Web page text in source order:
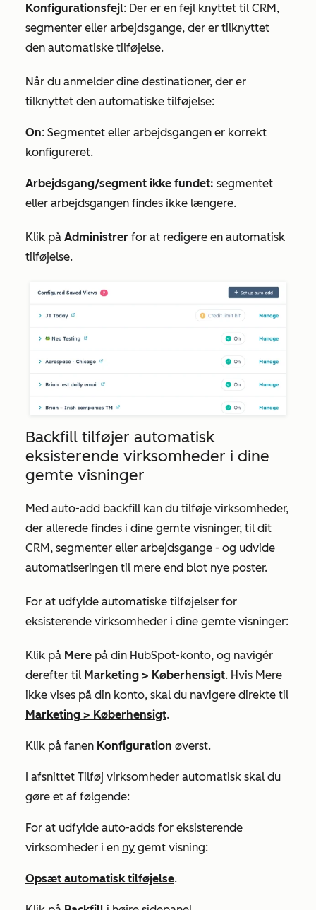
Konfigurationsfejl: Der er en fejl knyttet til CRM,
segmenter eller arbejdsgange, der er tilknyttet
den automatiske tilføjelse.
Når du anmelder dine destinationer, der er
tilknyttet den automatiske tilføjelse:
On: Segmentet eller arbejdsgangen er korrekt
konfigureret.
Arbejdsgang/segment ikke fundet: segmentet
eller arbejdsgangen findes ikke længere.
Klik på Administrer for at redigere en automatisk
tilføjelse.
Backfill tilføjer automatisk
eksisterende virksomheder i dine
gemte visninger
Med auto-add backfill kan du tilføje virksomheder,
der allerede findes i dine gemte visninger, til dit
CRM, segmenter eller arbejdsgange - og udvide
automatiseringen til mere end blot nye poster.
For at udfylde automatiske tilføjelser for
eksisterende virksomheder i dine gemte visninger:
Klik på Mere på din HubSpot-konto, og navigér
derefter til Marketing > Køberhensigt. Hvis Mere
ikke vises på din konto, skal du navigere direkte til
Marketing > Køberhensigt.
Klik på fanen Konfiguration øverst.
I afsnittet Tilføj virksomheder automatisk skal du
gøre et af følgende:
For at udfylde auto-adds for eksisterende
virksomheder i en ny gemt visning:
Opsæt automatisk tilføjelse.